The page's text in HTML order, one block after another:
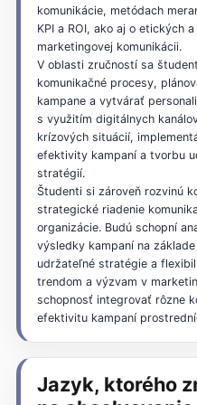
komunikácie, metódach
KPI a ROI, ako aj o etických
marketingovej komunikácii.
V oblasti zručností sa
komunikačné procesy,
kampane a vytvárať
s využitím digitálnych
krízových situácií,
efektivity kampaní a tvorbu
stratégií.
Študenti si zároveň rozvinú
strategické riadenie
organizácie. Budú schopní
výsledky kampaní na
udržateľné stratégie a
trendom a výzvam v
schopnosť integrovať rôzne
efektivitu kampaní
Jazyk, ktorého